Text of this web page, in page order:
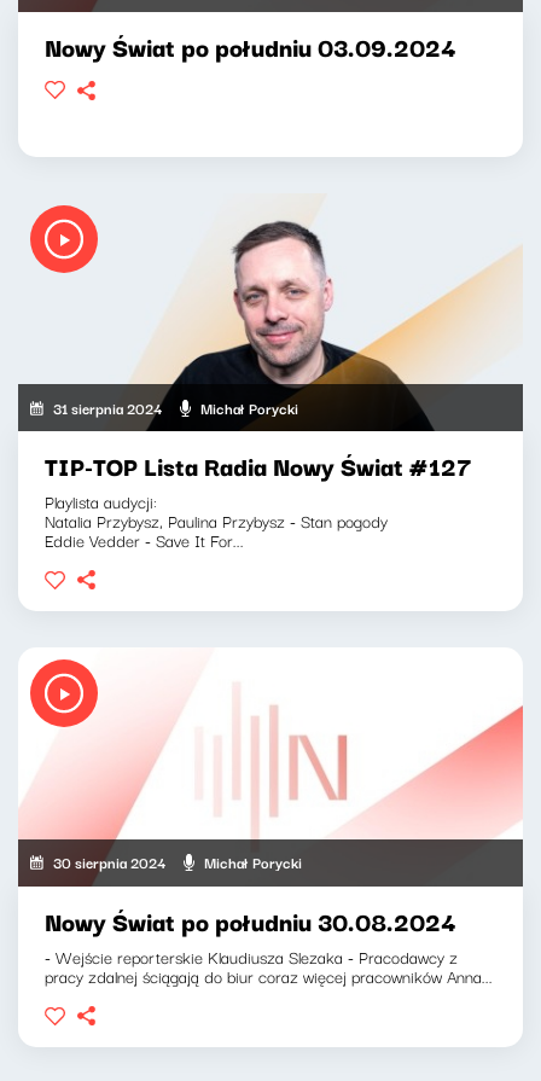
Nowy Świat po południu 03.09.2024
31 sierpnia 2024 Michał Porycki
TIP-TOP Lista Radia Nowy Świat #127
Playlista audycji:
Natalia Przybysz, Paulina Przybysz - Stan pogody
Eddie Vedder - Save It For...
30 sierpnia 2024 Michał Porycki
Nowy Świat po południu 30.08.2024
- Wejście reporterskie Klaudiusza Slezaka - Pracodawcy z
pracy zdalnej ściągają do biur coraz więcej pracowników Anna...